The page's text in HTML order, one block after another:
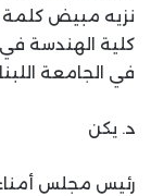
نزيه مبيض كلمة
كلية الهندسة في
في الجامعة
د. يكن
رئيس مجلس أمناء